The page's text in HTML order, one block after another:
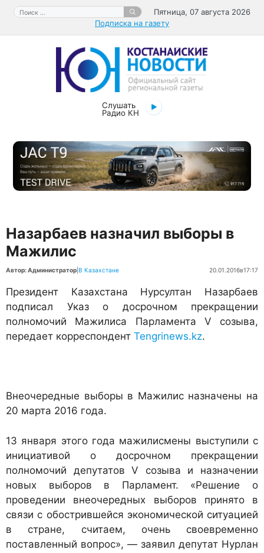
Перейти
содержимому
Поиск:
Пятница, 07 августа 2026
Подписка на газету
Слушать
Радио КН
Назарбаев назначил выборы в
Мажилис
Автор: Администратор В Казахстане 20.01.2016в17:17
Президент Казахстана Нурсултан Назарбаев
подписал Указ о досрочном прекращении
полномочий Мажилиса Парламента V созыва,
передает корреспондент Tengrinews.kz.
Внеочередные выборы в Мажилис назначены на
20 марта 2016 года.
13 января этого года мажилисмены выступили с
инициативой о досрочном прекращении
полномочий депутатов V созыва и назначении
новых выборов в Парламент. «Решение о
проведении внеочередных выборов принято в
связи с обострившейся экономической ситуацией
в стране, считаем, очень своевременно
поставленный вопрос», — заявил депутат Нурлан